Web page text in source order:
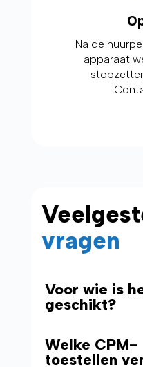
Na de
apparaat
vragen
Voor wie is
geschikt?
Welke CPM-
toestellen